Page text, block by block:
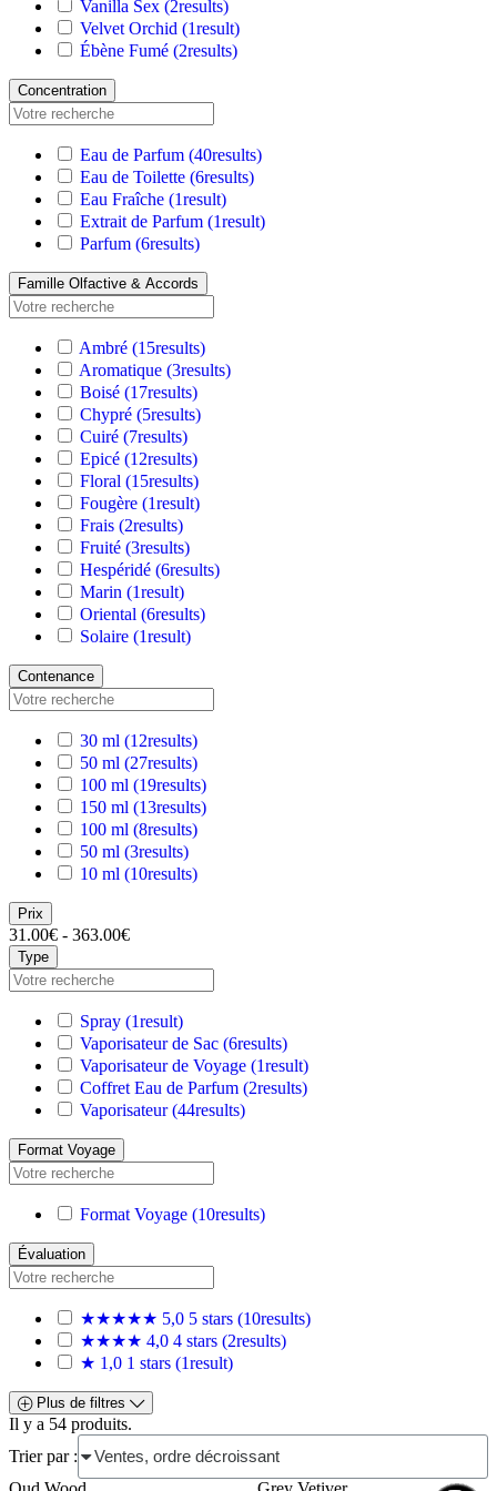
Vanilla Sex (2results)
Velvet Orchid (1result)
Ébène Fumé (2results)
Concentration
Eau de Parfum (40results)
Eau de Toilette (6results)
Eau Fraîche (1result)
Extrait de Parfum (1result)
Parfum (6results)
Famille Olfactive & Accords
Ambré (15results)
Aromatique (3results)
Boisé (17results)
Chypré (5results)
Cuiré (7results)
Epicé (12results)
Floral (15results)
Fougère (1result)
Frais (2results)
Fruité (3results)
Hespéridé (6results)
Marin (1result)
Oriental (6results)
Solaire (1result)
Contenance
30 ml (12results)
50 ml (27results)
100 ml (19results)
150 ml (13results)
100 ml (8results)
50 ml (3results)
10 ml (10results)
Prix
31.00€ - 363.00€
Type
Spray (1result)
Vaporisateur de Sac (6results)
Vaporisateur de Voyage (1result)
Coffret Eau de Parfum (2results)
Vaporisateur(44results)
Format Voyage
Format Voyage (10results)
Évaluation
★★★★★ 5,0 5 stars (10results)
★★★★ 4,0 4 stars (2results)
★ 1,0 1 stars (1result)
Plus de filtres
Il y a 54 produits.
Trier par :